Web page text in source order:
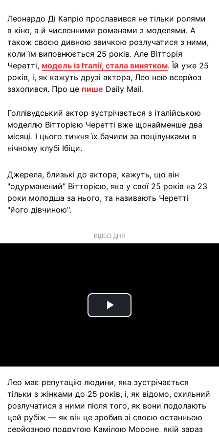
Леонардо Ді Капріо прославився не тільки ролями
в кіно, а й численними романами з моделями. А
також своєю дивною звичкою розлучатися з ними,
коли їм виповнюється 25 років. Але Вітторія
Черетті, модель із Італії, стала винятком. Їй уже 25
років, і, як кажуть друзі актора, Лео нею всерйоз
захопився. Про це пише Daily Mail.
Голлівудський актор зустрічається з італійською
моделлю Вітторією Черетті вже щонайменше два
місяці. І цього тижня їх бачили за поцілунками в
нічному клубі Ібіци.
Джерела, близькі до актора, кажуть, що він
"одурманений" Вітторією, яка у свої 25 років на 23
роки молодша за нього, та називають Черетті
"його дівчиною".
ВІДЕО ДНЯ
Play
Лео має репутацію людини, яка зустрічається
тільки з жінками до 25 років, і, як відомо, схильний
розлучатися з ними після того, як вони подолають
цей рубіж — як він це зробив зі своєю останньою
серйозною подругою Камілою Мороне, якій зараз